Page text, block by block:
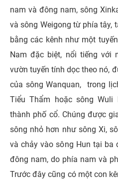
nam và đông nam, sông
và sông Weigong từ phía tây,
bằng các kênh như một
Nam đặc biệt, nổi tiếng với
vườn tuyến tính dọc theo nó,
của sông Wanquan, trong
Tiểu Thẩm hoặc sông
thành phố cổ. Chúng được
sông nhỏ hơn như sông Xi,
và chảy vào sông Hun tại ba
đông nam, do phía nam và
Trước đây cũng có một con